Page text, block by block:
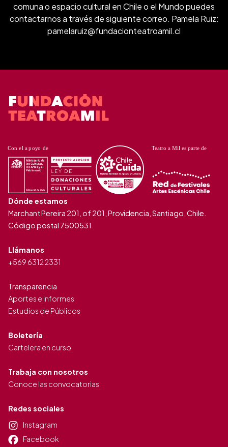
comuna o espacio cultural en Chile o el Mundo puedes
contactarnos a través de siguiente correo. Pamela Ruiz:
pamelaruiz@fundacionteatroamil.cl
Dónde estamos
Marchant Pereira 201, of 201, Providencia, Santiago, Chile.
Código postal 7500531
Llámanos
+569 6312 2331
Transparencia
Aportes e informes
Estudios de Públicos
Boletería
Cartelera en curso
Trabaja con nosotros
Conoce las convocatorias
Redes sociales
Instagram
Facebook